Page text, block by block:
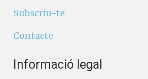
Subscriu-te
Contacte
Informació legal